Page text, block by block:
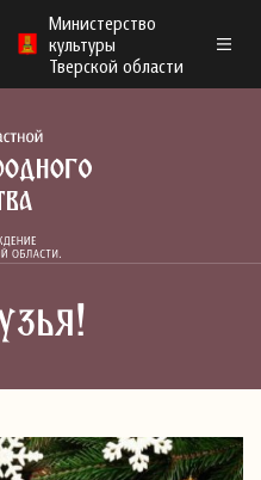
Министерство
культуры
Тверской области